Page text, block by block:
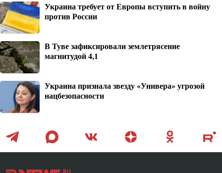
Украина требует от Европы вступить в войну
против России
В Туве зафиксировали землетрясение
магнитудой 4,1
Украина признала звезду «Универа» угрозой
нацбезопасности